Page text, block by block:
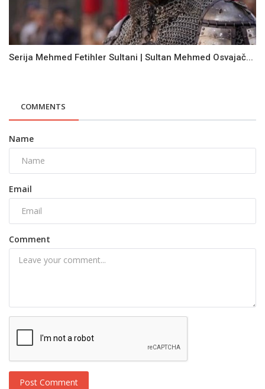
Serija Mehmed Fetihler Sultani | Sultan Mehmed Osvajač...
COMMENTS
Name
Email
Comment
Post Comment